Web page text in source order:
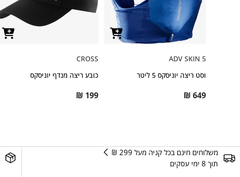
ADV SKIN 5
וסט ריצה יוניסקס 5 ליטר
₪ 649
CROSS
כובע ריצה מנדף יוניסקס
₪ 199
משלוחים חינם בכל קניה מעל 299 ₪
תוך 8 ימי עסקים